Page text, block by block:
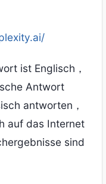
ist Englisch，
Antwort
antworten，
auf das Internet
sind